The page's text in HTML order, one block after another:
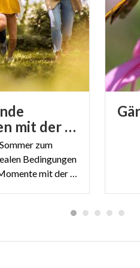
aus grau-violettem
die Gletscher und mit
geschützt – er ist der erste
STOCK
Wanderungen mit der Familie
zum
Bedingungen
für regenerierende Momente mit der Familie auf den Panoramawegen der Lombardei.